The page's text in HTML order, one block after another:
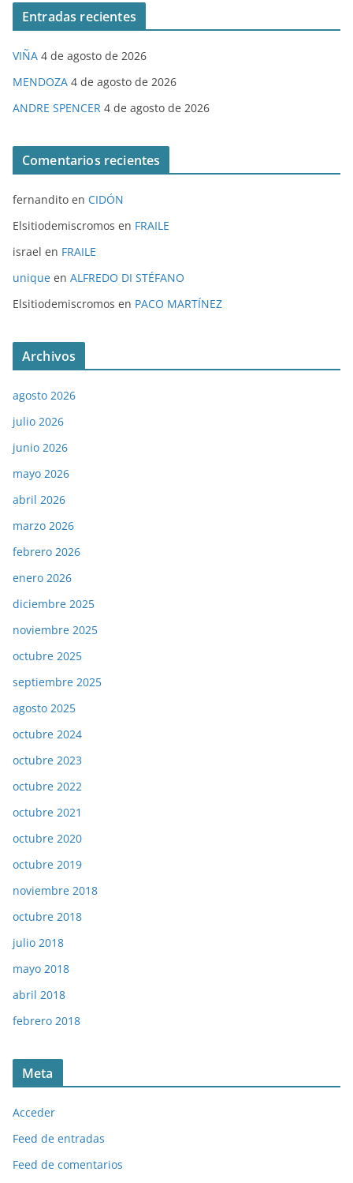
Entradas recientes
VIÑA 4 de agosto de 2026
MENDOZA 4 de agosto de 2026
ANDRE SPENCER 4 de agosto de 2026
Comentarios recientes
fernandito en CIDÓN
Elsitiodemiscromos en FRAILE
israel en FRAILE
unique en ALFREDO DI STÉFANO
Elsitiodemiscromos en PACO MARTÍNEZ
Archivos
agosto 2026
julio 2026
junio 2026
mayo 2026
abril 2026
marzo 2026
febrero 2026
enero 2026
diciembre 2025
noviembre 2025
octubre 2025
septiembre 2025
agosto 2025
octubre 2024
octubre 2023
octubre 2022
octubre 2021
octubre 2020
octubre 2019
noviembre 2018
octubre 2018
julio 2018
mayo 2018
abril 2018
febrero 2018
Meta
Acceder
Feed de entradas
Feed de comentarios